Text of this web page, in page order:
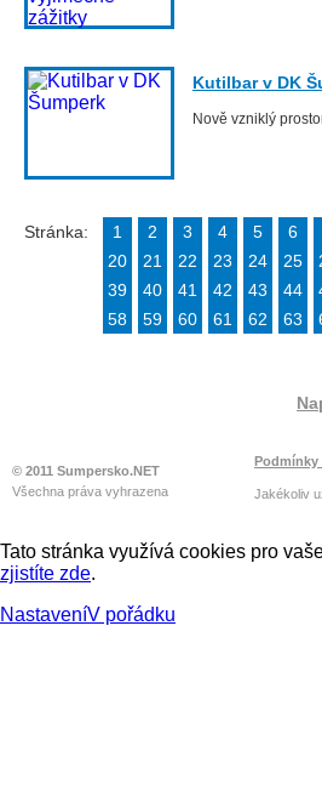
Kutilbar v DK
Nově vzniklý
Stránka: 1 2 3 4 5 6
20
21 22 23 24 25
39
40 41 42 43 44
58
59 60 61 62 63
© 2011 Sumpersko.NET
Všechna práva vyhrazena
Podmínky
Jakékoliv
Tato stránka využívá cookies pro
zjistíte zde.
NastaveníV pořádku